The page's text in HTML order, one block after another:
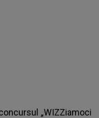
„WIZZiamoci